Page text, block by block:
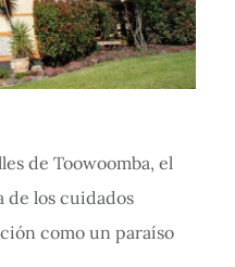
de Toowoomba, el
de los cuidados
como un paraíso